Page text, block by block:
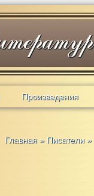
Произведения
Главная » Писатели »